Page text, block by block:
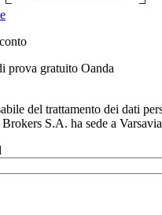
prova gratuito Oanda
del trattamento dei dati
S.A. ha sede a